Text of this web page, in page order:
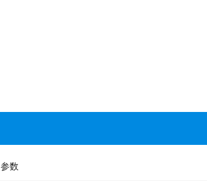
参数